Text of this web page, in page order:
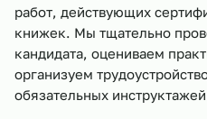
работ, действующих
книжек. Мы тщательно
кандидата, оцениваем
организуем
обязательных